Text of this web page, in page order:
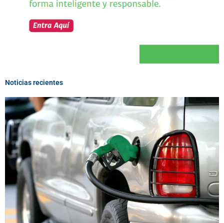
Noticias recientes